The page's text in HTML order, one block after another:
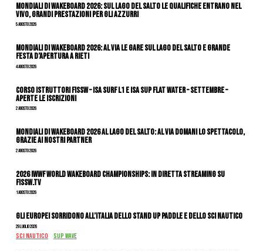
Mondiali di Wakeboard 2026: sul Lago del Salto le qualifiche entrano nel
vivo, grandi prestazioni per gli azzurri
5 Agosto 2026
Mondiali di Wakeboard 2026: al via le gare sul Lago del Salto e grande
festa d’apertura a Rieti
4 Agosto 2026
CORSO ISTRUTTORI FISSW – ISA SURF L1 e ISA SUP Flat Water – SETTEMBRE –
APERTE LE ISCRIZIONI
2 Agosto 2026
Mondiali di Wakeboard 2026 al Lago del Salto: al via domani lo spettacolo,
grazie ai nostri Partner
2 Agosto 2026
2026 IWWF WORLD WAKEBOARD CHAMPIONSHIPS: IN DIRETTA STREAMING SU
FISSW.TV
1 Agosto 2026
Gli Europei sorridono all’Italia dello stand up paddle e dello sci nautico
29 Luglio 2026
SCI NAUTICO SUP WAVE